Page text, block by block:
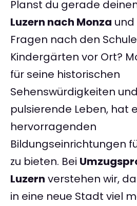
Planst du gerade
Luzern nach Monza
Fragen nach den
Kindergärten vor Ort?
für seine historischen
Sehenswürdigkeiten
pulsierende Leben, hat
hervorragenden
Bildungseinrichtungen
zu bieten. Bei
Luzern verstehen wir,
in eine neue Stadt viel